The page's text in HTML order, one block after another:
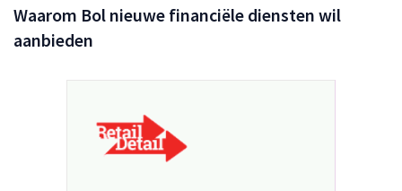
Waarom Bol nieuwe financiële diensten wil
aanbieden